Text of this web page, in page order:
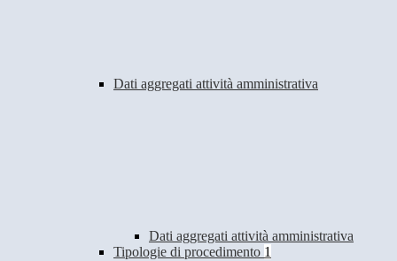
Dati aggregati attività amministrativa
Dati aggregati attività amministrativa
Tipologie di procedimento 1